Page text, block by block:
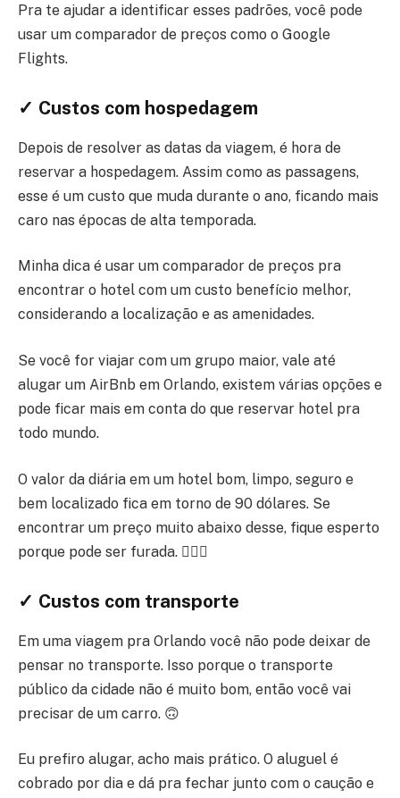
Pra te ajudar a identificar esses padrões, você pode
usar um comparador de preços como o Google
Flights.
✓ Custos com hospedagem
Depois de resolver as datas da viagem, é hora de
reservar a hospedagem. Assim como as passagens,
esse é um custo que muda durante o ano, ficando mais
caro nas épocas de alta temporada.
Minha dica é usar um comparador de preços pra
encontrar o hotel com um custo benefício melhor,
considerando a localização e as amenidades.
Se você for viajar com um grupo maior, vale até
alugar um AirBnb em Orlando, existem várias opções e
pode ficar mais em conta do que reservar hotel pra
todo mundo.
O valor da diária em um hotel bom, limpo, seguro e
bem localizado fica em torno de 90 dólares. Se
encontrar um preço muito abaixo desse, fique esperto
porque pode ser furada. 🙅🏾‍♂️
✓ Custos com transporte
Em uma viagem pra Orlando você não pode deixar de
pensar no transporte. Isso porque o transporte
público da cidade não é muito bom, então você vai
precisar de um carro. 🙃
Eu prefiro alugar, acho mais prático. O aluguel é
cobrado por dia e dá pra fechar junto com o caução e